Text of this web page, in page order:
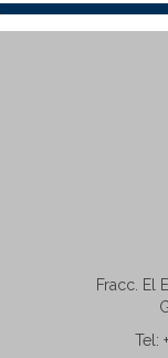
Fracc. El
Tel: